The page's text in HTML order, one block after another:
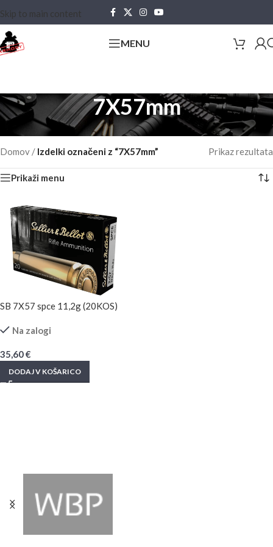
Skip to main content
MENU
7X57mm
Domov / Izdelki označeni z “7X57mm” Prikaz rezultata
Prikaži menu
SB 7X57 spce 11,2g (20KOS)
Na zalogi
35,60€
DODAJ V KOŠARICO